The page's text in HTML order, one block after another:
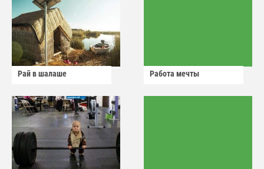
Рай в шалаше Работа мечты